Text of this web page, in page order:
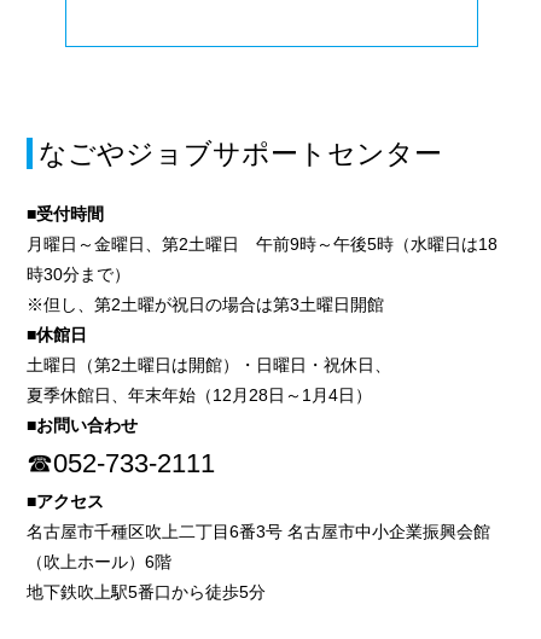
なごやジョブサポートセンター
■受付時間
月曜日～金曜日、第2土曜日 午前9時～午後5時（水曜日は18
時30分まで）
※但し、第2土曜が祝日の場合は第3土曜日開館
■休館日
土曜日（第2土曜日は開館）・日曜日・祝休日、
夏季休館日、年末年始（12月28日～1月4日）
■お問い合わせ
☎052-733-2111
■アクセス
名古屋市千種区吹上二丁目6番3号 名古屋市中小企業振興会館
（吹上ホール）6階
地下鉄吹上駅5番口から徒歩5分